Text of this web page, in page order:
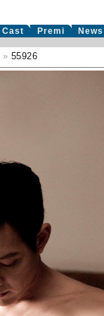
Cast Premi News
» 55926